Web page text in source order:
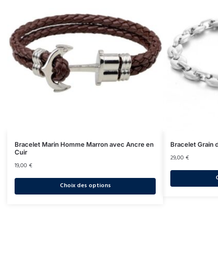
Bracelet Marin Homme Marron avec Ancre en
Cuir
19,00 €
Choix des options
Bracelet Grain
29,00 €